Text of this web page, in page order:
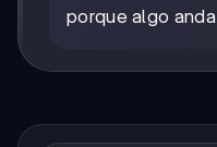
porque algo anda